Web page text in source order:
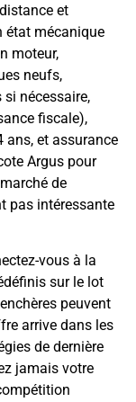
et
état mécanique
moteur,
neufs,
nécessaire,
fiscale),
ans, et assurance
Argus pour
de
pas intéressante
vous à la
sur le lot
peuvent
arrive dans les
de dernière
jamais votre